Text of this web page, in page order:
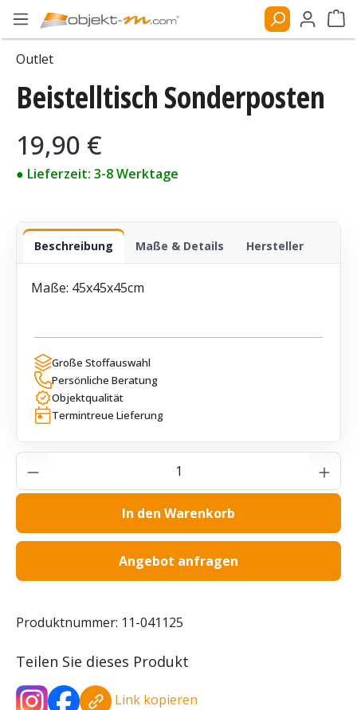
Zum Hauptinhalt springen
Beistelltisch Sonderposten
Regulärer Preis:
19,90 €
● Lieferzeit: 3-8 Werktage
Beschreibung Maße & Details Hersteller
Maße: 45x45x45cm
Große Stoffauswahl
Persönliche Beratung
Objektqualität
Termintreue Lieferung
Produkt Anzahl: Gib den gewünschten
In den Warenkorb
Angebot anfragen
Produktnummer: 11-041125
Teilen Sie dieses Produkt
Link kopieren
Outlet
Bildergalerie überspringen